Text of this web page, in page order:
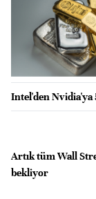
Intel'den Nvidia'ya
Artık tüm Wall
bekliyor